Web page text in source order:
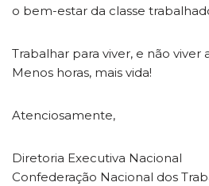
o bem-estar da classe
Trabalhar para viver, e não viver
Menos horas, mais vida!
Atenciosamente,
Diretoria Executiva Nacional
Confederação Nacional dos